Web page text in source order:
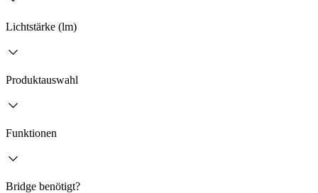
Lichtstärke (lm)
Produktauswahl
Funktionen
Bridge benötigt?